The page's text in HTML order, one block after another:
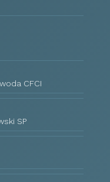
CFCI​
SP